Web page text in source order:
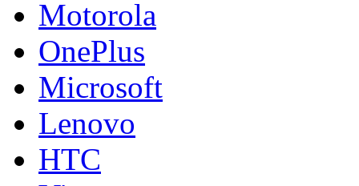
Motorola
OnePlus
Microsoft
Lenovo
HTC